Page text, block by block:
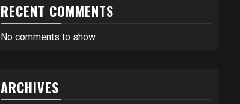
RECENT COMMENTS
No comments to show.
ARCHIVES